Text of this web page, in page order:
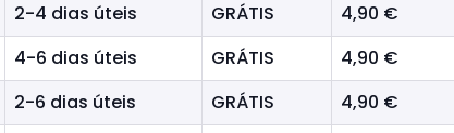
2-4 dias úteis GRÁTIS 4,90 €
4-6 dias úteis GRÁTIS 4,90 €
2-6 dias úteis GRÁTIS 4,90 €